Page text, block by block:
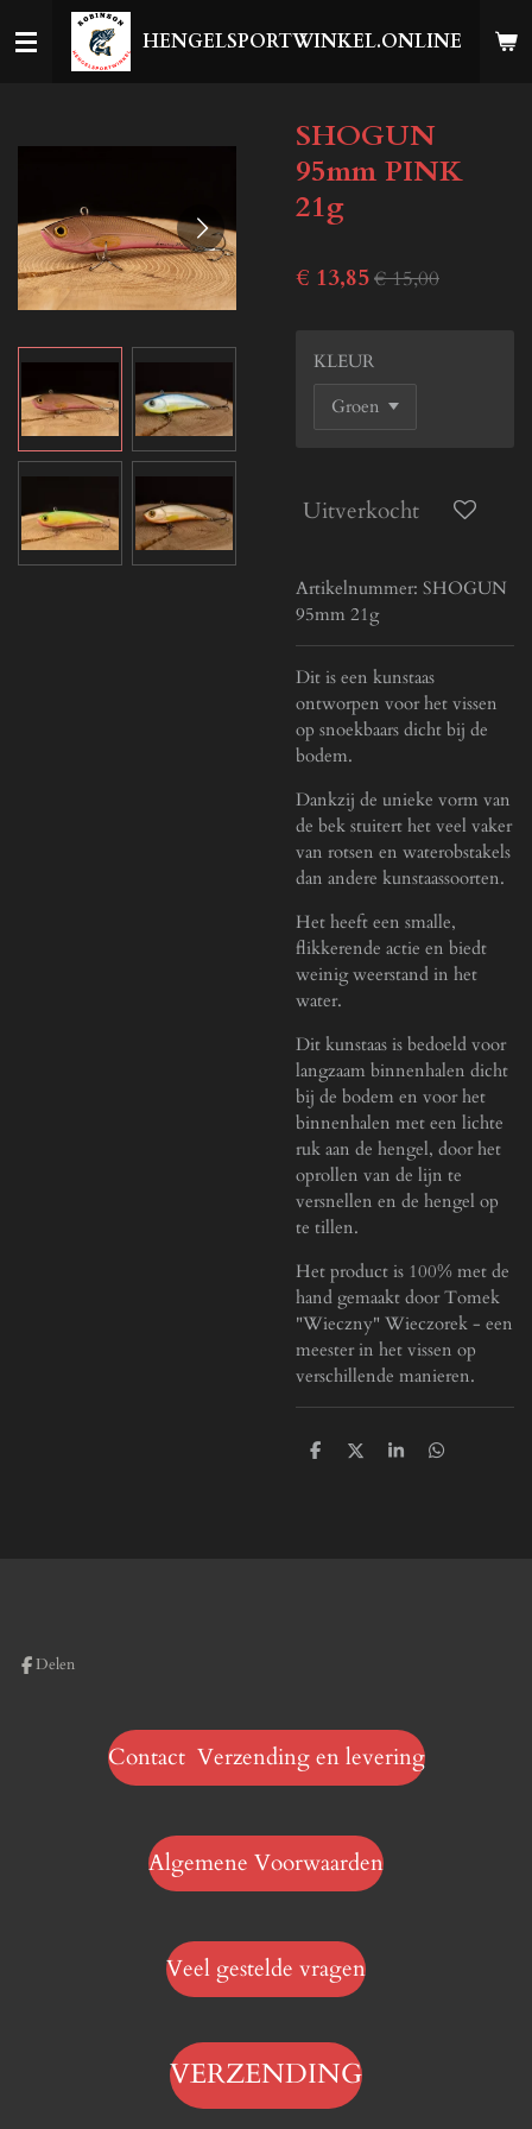
direct
HENGELSPORTWINKEL.ONLINE
SHOGUN
95mm PINK
21g
€ 13,85€ 15,00
KLEUR
Uitverkocht
Artikelnummer: SHOGUN
95mm 21g
Dit is een kunstaas
ontworpen voor het vissen
op snoekbaars dicht bij de
bodem.
Dankzij de unieke vorm van
de bek stuitert het veel vaker
van rotsen en waterobstakels
dan andere kunstaassoorten.
Het heeft een smalle,
flikkerende actie en biedt
weinig weerstand in het
water.
Dit kunstaas is bedoeld voor
langzaam binnenhalen dicht
bij de bodem en voor het
binnenhalen met een lichte
ruk aan de hengel, door het
oprollen van de lijn te
versnellen en de hengel op
te tillen.
Het product is 100% met de
hand gemaakt door Tomek
"Wieczny" Wieczorek - een
meester in het vissen op
verschillende manieren.
D
D
S
D
Delen
Contact Verzending en levering
Algemene Voorwaarden
Veel gestelde vragen
VERZENDING